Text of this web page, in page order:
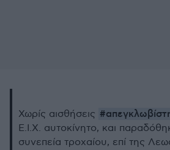
Χωρίς αισθήσεις
Ε.Ι.Χ. αυτοκίνητο, και
συνεπεία τροχαίου, επί της